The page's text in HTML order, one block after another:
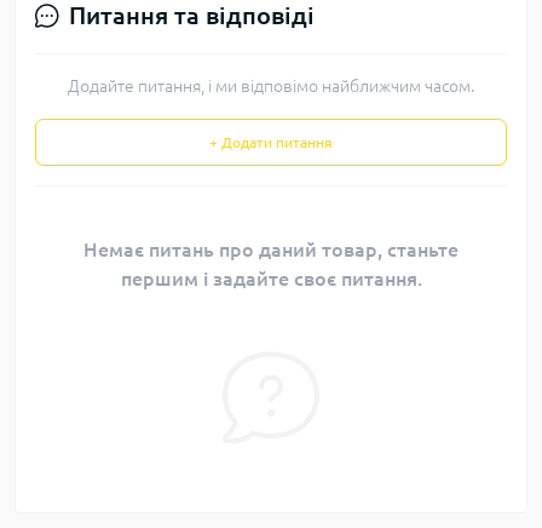
Питання та відповіді
Додайте питання, і ми відповімо найближчим часом.
+ Додати питання
Немає питань про даний товар, станьте
першим і задайте своє питання.